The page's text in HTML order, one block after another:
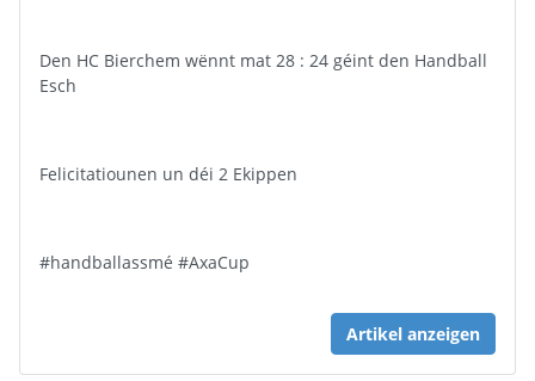
Den HC Bierchem wënnt mat 28 : 24 géint den Handball
Esch
Felicitatiounen un déi 2 Ekippen
#handballassmé #AxaCup
Artikel anzeigen